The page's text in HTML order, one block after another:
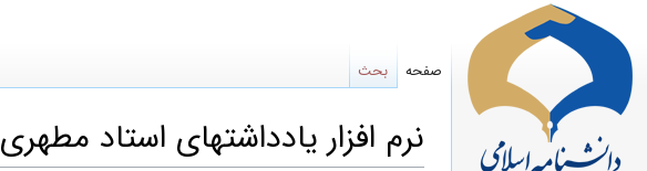
نرم افزار یادداشتهای استاد مطهری ۲/۱
صفحه بحث